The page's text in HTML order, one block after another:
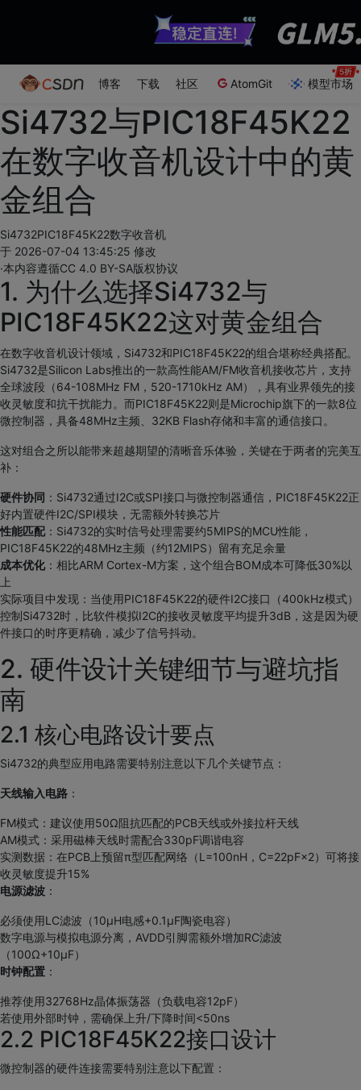
博客 下载 社区 AtomGit 模型市场
Si4732与PIC18F45K22
在数字收音机设计中的黄
金组合
Si4732PIC18F45K22数字收音机
于 2026-07-04 13:45:25 修改
·本内容遵循CC 4.0 BY-SA版权协议
1. 为什么选择Si4732与
PIC18F45K22这对黄金组合
在数字收音机设计领域，Si4732和PIC18F45K22的组合堪称经典搭配。
Si4732是Silicon Labs推出的一款高性能AM/FM收音机接收芯片，支持
全球波段（64-108MHz FM，520-1710kHz AM），具有业界领先的接
收灵敏度和抗干扰能力。而PIC18F45K22则是Microchip旗下的一款8位
微控制器，具备48MHz主频、32KB Flash存储和丰富的通信接口。
这对组合之所以能带来超越期望的清晰音乐体验，关键在于两者的完美互
补：
硬件协同 ：Si4732通过I2C或SPI接口与微控制器通信，PIC18F45K22正
好内置硬件I2C/SPI模块，无需额外转换芯片
性能匹配：Si4732的实时信号处理需要约5MIPS的MCU性能，
PIC18F45K22的48MHz主频（约12MIPS）留有充足余量
成本优化：相比ARM Cortex-M方案，这个组合BOM成本可降低30%以
上
实际项目中发现：当使用PIC18F45K22的硬件I2C接口（400kHz模式）
控制Si4732时，比软件模拟I2C的接收灵敏度平均提升3dB，这是因为硬
件接口的时序更精确，减少了信号抖动。
2. 硬件设计关键细节与避坑指
南
2.1 核心电路设计要点
Si4732的典型应用电路需要特别注意以下几个关键节点：
天线输入电路 ：
FM模式：建议使用50Ω阻抗匹配的PCB天线或外接拉杆天线
AM模式：采用磁棒天线时需配合330pF调谐电容
实测数据：在PCB上预留π型匹配网络（L=100nH，C=22pF×2）可将接
收灵敏度提升15%
电源滤波 ：
必须使用LC滤波（10μH电感+0.1μF陶瓷电容）
数字电源与模拟电源分离，AVDD引脚需额外增加RC滤波
（100Ω+10μF）
时钟配置 ：
推荐使用32768Hz晶体振荡器（负载电容12pF）
若使用外部时钟，需确保上升/下降时间<50ns
2.2 PIC18F45K22接口设计
微控制器的硬件连接需要特别注意以下配置：